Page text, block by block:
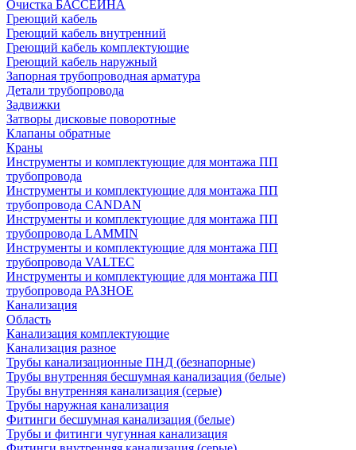
Очистка БАССЕЙНА
Греющий кабель
Греющий кабель внутренний
Греющий кабель комплектующие
Греющий кабель наружный
Запорная трубопроводная арматура
Детали трубопровода
Задвижки
Затворы дисковые поворотные
Клапаны обратные
Краны
Инструменты и комплектующие для монтажа ПП
трубопровода
Инструменты и комплектующие для монтажа ПП
трубопровода CANDAN
Инструменты и комплектующие для монтажа ПП
трубопровода LAMMIN
Инструменты и комплектующие для монтажа ПП
трубопровода VALTEC
Инструменты и комплектующие для монтажа ПП
трубопровода РАЗНОЕ
Канализация
Область
Канализация комплектующие
Канализация разное
Трубы канализационные ПНД (безнапорные)
Трубы внутренняя бесшумная канализация (белые)
Трубы внутренняя канализация (серые)
Трубы наружная канализация
Фитинги бесшумная канализация (белые)
Трубы и фитинги чугунная канализация